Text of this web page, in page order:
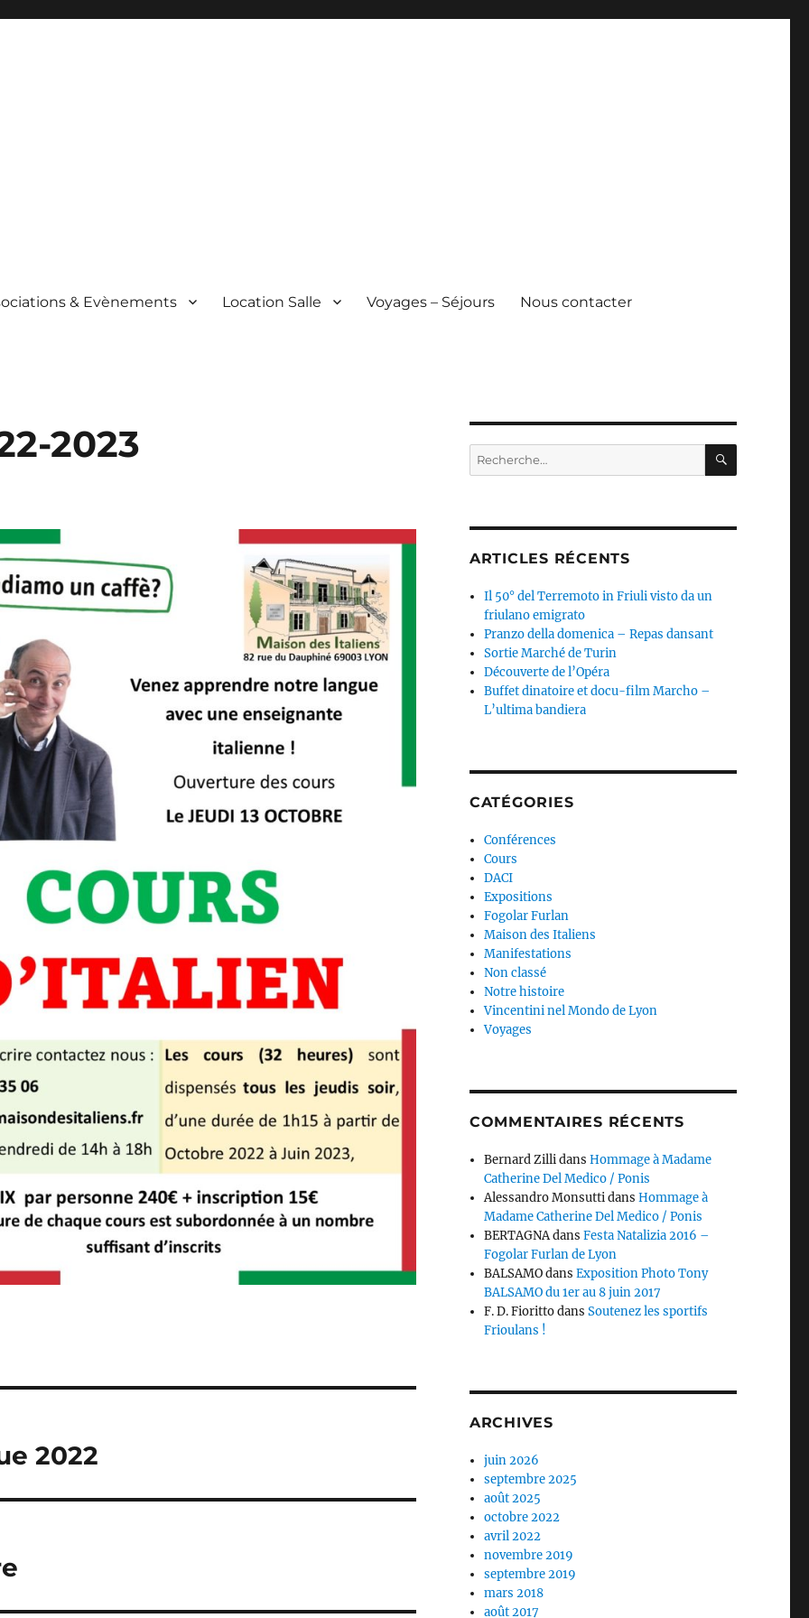
& Evènements Location Salle Voyages – Séjours Nous contacter
2023
2022
Recherche
pour :
ARTICLES RÉCENTS
Il 50° del Terremoto in Friuli visto da un
friulano emigrato
Pranzo della domenica – Repas dansant
Sortie Marché de Turin
Découverte de l’Opéra
Buffet dinatoire et docu-film Marcho –
L’ultima bandiera
CATÉGORIES
Conférences
Cours
DACI
Expositions
Fogolar Furlan
Maison des Italiens
Manifestations
Non classé
Notre histoire
Vincentini nel Mondo de Lyon
Voyages
COMMENTAIRES RÉCENTS
Bernard ZillidansHommage à Madame
Catherine Del Medico / Ponis
Alessandro MonsuttidansHommage à
Madame Catherine Del Medico / Ponis
BERTAGNAdansFesta Natalizia 2016 –
Fogolar Furlan de Lyon
BALSAMOdansExposition Photo Tony
BALSAMO du 1er au 8 juin 2017
F. D. FiorittodansSoutenez les sportifs
Frioulans !
ARCHIVES
juin 2026
septembre 2025
août 2025
octobre 2022
avril 2022
novembre 2019
septembre 2019
mars 2018
août 2017